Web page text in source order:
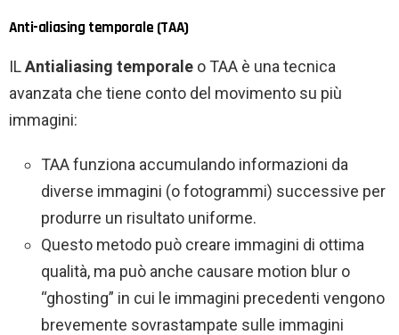
Anti-aliasing temporale (TAA)
ILAntialiasing temporale o TAA è una tecnica
avanzata che tiene conto del movimento su più
immagini:
TAA funziona accumulando informazioni da
diverse immagini (o fotogrammi) successive per
produrre un risultato uniforme.
Questo metodo può creare immagini di ottima
qualità, ma può anche causare motion blur o
“ghosting” in cui le immagini precedenti vengono
brevemente sovrastampate sulle immagini